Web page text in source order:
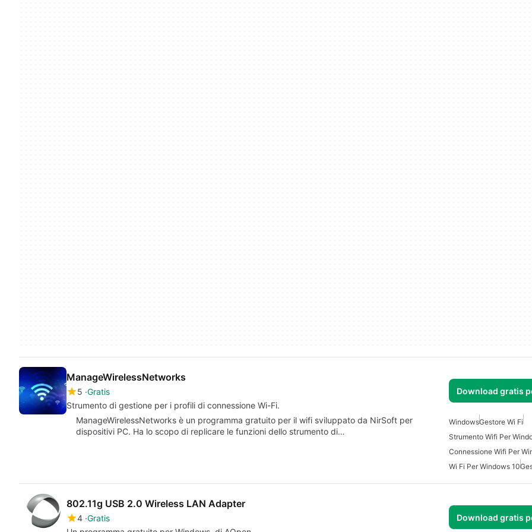
ManageWirelessNetworks
5 Gratis
Strumento di gestione per i profili di connessione Wi-Fi.
Download gratis
ManageWirelessNetworks è un programma gratuito per il wifi sviluppato da NirSoft per
dispositivi PC. Ha lo scopo di replicare le funzioni dello strumento di…
WindowsGestore Wi Fi
Strumento Wifi Per
Connessione Wifi Per
Wi Fi Per Windows 10
802.11g USB 2.0 Wireless LAN Adapter
4 Gratis
Download gratis